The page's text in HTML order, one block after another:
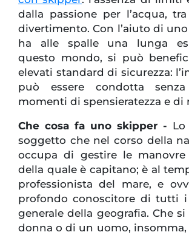
dalla passione per l’acqua,
divertimento. Con l’aiuto di
ha alle spalle una lunga
questo mondo, si può
elevati standard di sicurezza:
può essere condotta
momenti di spensieratezza e di
Che cosa fa uno skipper -
soggetto che nel corso della
occupa di gestire le manovre
della quale è capitano; è al
professionista del mare, e
profondo conoscitore di tutti
generale della geografia. Che
donna o di un uomo, insomma,